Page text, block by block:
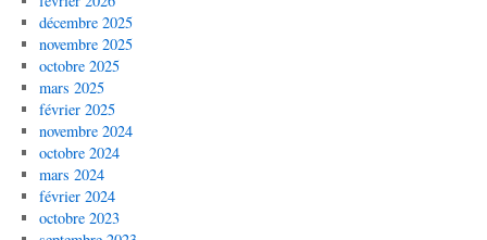
décembre 2025
novembre 2025
octobre 2025
mars 2025
février 2025
novembre 2024
octobre 2024
mars 2024
février 2024
octobre 2023